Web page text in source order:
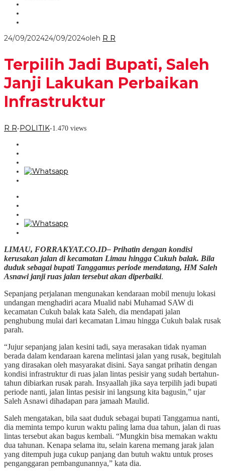
24/09/202424/09/2024oleh R R
Terpilih Jadi Bupati, Saleh
Janji Lakukan Perbaikan
Infrastruktur
R R-POLITIK-1.470 views
LIMAU, FORRAKYAT.CO.ID– Prihatin dengan kondisi
kerusakan jalan di kecamatan Limau hingga Cukuh balak. Bila
duduk sebagai bupati Tanggamus periode mendatang, HM Saleh
Asnawi janji ruas jalan tersebut akan diperbaiki.
Sepanjang perjalanan mengunakan kendaraan mobil menuju lokasi
undangan menghadiri acara Mualid nabi Muhamad SAW di
kecamatan Cukuh balak kata Saleh, dia mendapati jalan
penghubung mulai dari kecamatan Limau hingga Cukuh balak rusak
parah.
“Jujur sepanjang jalan kesini tadi, saya merasakan tidak nyaman
berada dalam kendaraan karena melintasi jalan yang rusak, begitulah
yang dirasakan oleh masyarakat disini. Saya sangat prihatin dengan
kondisi infrastruktur di ruas jalan lintas pesisir yang sudah bertahun-
tahun dibiarkan rusak parah. Insyaallah jika saya terpilih jadi bupati
periode nanti, jalan lintas pesisir ini langsung kita bagusin,” ujar
Saleh Asnawi dihadapan para jamaah Maulid.
Saleh mengatakan, bila saat duduk sebagai bupati Tanggamua nanti,
dia meminta tempo kurun waktu paling lama dua tahun, jalan di ruas
lintas tersebut akan bagus kembali. “Mungkin bisa memakan waktu
dua tahunan. Kenapa selama itu, selain karena memang jarak jalan
yang ditempuh juga cukup panjang dan butuh waktu untuk proses
penganggaran pembangunannya,” kata dia.